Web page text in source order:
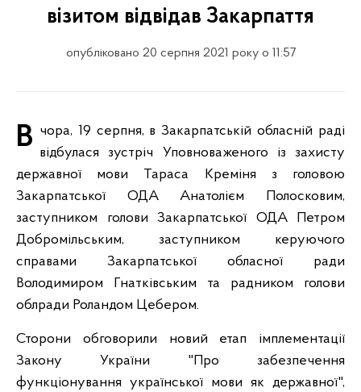
візитом відвідав Закарпаття
опубліковано 20 серпня 2021 року о 11:57
Вчора, 19 серпня, в Закарпатській обласній раді відбулася зустріч Уповноваженого із захисту
державної мови Тараса Креміня з головою
Закарпатської ОДА Анатолієм Полосковим,
заступником голови Закарпатської ОДА Петром
Добромільським, заступником керуючого
справами Закарпатської обласної ради
Володимиром Гнатківським та радником голови
облради Роландом Цебером.
Сторони обговорили новий етап імплементації
Закону України "Про забезпечення
функціонування української мови як державної",